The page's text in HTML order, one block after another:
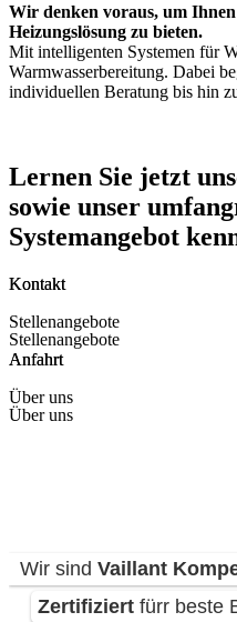
Wir denken voraus, um
Heizungslösung zu bieten.
Mit intelligenten Systemen für
Warmwasserbereitung. Dabei
individuellen Beratung bis hin
Lernen Sie jetzt
sowie unser
Systemangebot
Kontakt
Kontakt
Stellenangebote
Stellenangebote
Anfahrt
Anfahrt
Über uns
Über uns
Wir sind Vaillant
Zertifiziert fürr beste